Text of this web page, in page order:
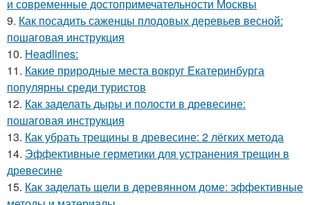
и современные достопримечательности Москвы
9. Как посадить саженцы плодовых деревьев весной:
пошаговая инструкция
10. Headlines:
11. Какие природные места вокруг Екатеринбурга
популярны среди туристов
12. Как заделать дыры и полости в древесине:
пошаговая инструкция
13. Как убрать трещины в древесине: 2 лёгких метода
14. Эффективные герметики для устранения трещин в
древесине
15. Как заделать щели в деревянном доме: эффективные